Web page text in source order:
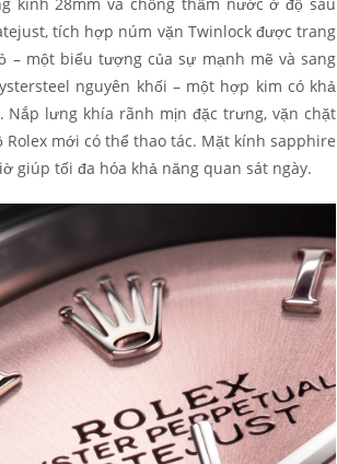
tích hợp núm vặn Twinlock được trang
– một biểu tượng của sự mạnh mẽ và sang
nguyên khối – một hợp kim có khả
Nắp lưng khía rãnh mịn đặc trưng, vặn chặt
mới có thể thao tác. Mặt kính sapphire
giúp tối đa hóa khả năng quan sát ngày.